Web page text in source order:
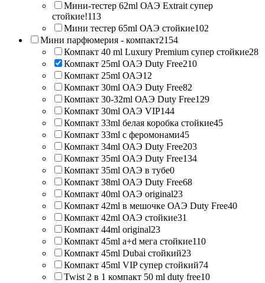
Мини-тестер 62ml ОАЭ Extrait супер
стойкие!113
Мини тестер 65ml ОАЭ стойкие102
Мини парфюмерия - компакт2154
Компакт 40 ml Luxury Premium супер стойкие28
Компакт 25ml ОАЭ Duty Free210
Компакт 25ml ОАЭ12
Компакт 30ml ОАЭ Duty Free82
Компакт 30-32ml ОАЭ Duty Free129
Компакт 30ml ОАЭ VIP144
Компакт 33ml белая коробка стойкие45
Компакт 33ml с феромонами45
Компакт 34ml ОАЭ Duty Free203
Компакт 35ml ОАЭ Duty Free134
Компакт 35ml ОАЭ в тубе0
Компакт 38ml ОАЭ Duty Free68
Компакт 40ml ОАЭ original23
Компакт 42ml в мешочке ОАЭ Duty Free40
Компакт 42ml ОАЭ стойкие31
Компакт 44ml original23
Компакт 45ml a+d мега стойкие110
Компакт 45ml Dubai стойкий23
Компакт 45ml VIP супер стойкий74
Twist 2 в 1 компакт 50 ml duty free10